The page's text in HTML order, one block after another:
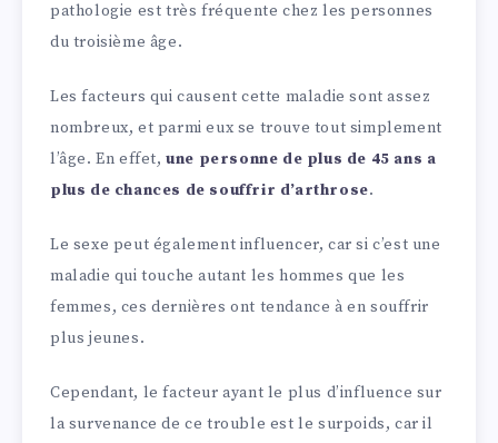
pathologie est très fréquente chez les personnes
du troisième âge.
Les facteurs qui causent cette maladie sont assez
nombreux, et parmi eux se trouve tout simplement
l’âge. En effet,une personne de plus de 45 ans a
plus de chances de souffrir d’arthrose.
Le sexe peut également influencer, car si c’est une
maladie qui touche autant les hommes que les
femmes, ces dernières ont tendance à en souffrir
plus jeunes.
Cependant, le facteur ayant le plus d’influence sur
la survenance de ce trouble est le surpoids, car il